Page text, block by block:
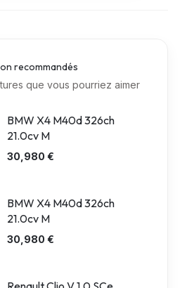
recommandés
que vous pourriez aimer
BMW X4 M40d 326ch
21.0cv M
30,980 €
BMW X4 M40d 326ch
21.0cv M
30,980 €